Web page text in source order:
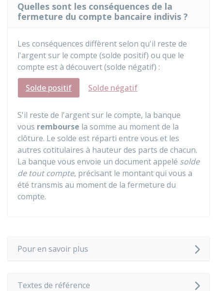
Quelles sont les conséquences de la
fermeture du compte bancaire indivis ?
Les conséquences diffèrent selon qu'il reste de
l'argent sur le compte (solde positif) ou que le
compte est à découvert (solde négatif) :
Solde positif
Solde négatif
S'il reste de l'argent sur le compte, la banque
vous rembourse la somme au moment de la
clôture. Le solde est réparti entre vous et les
autres cotitulaires à hauteur des parts de chacun.
La banque vous envoie un document appelé solde
de tout compte, précisant le montant qui vous a
été transmis au moment de la fermeture du
compte.
Pour en savoir plus
Textes de référence